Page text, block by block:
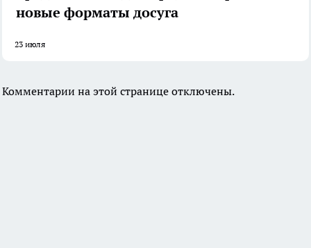
новые форматы досуга
23 июля
Комментарии на этой странице отключены.